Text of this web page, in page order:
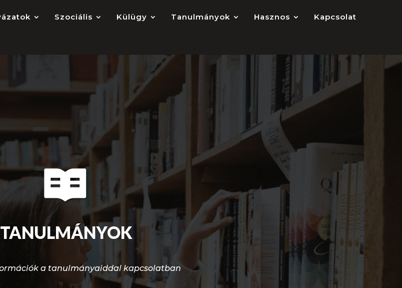
Szociális Külügy Tanulmányok Hasznos Kapcsolat
TANULMÁNYOK
a tanulmányaiddal kapcsolatban